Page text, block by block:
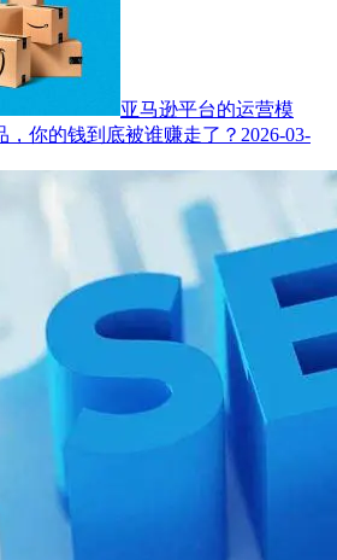
亚马逊平台的运营模
，你的钱到底被谁赚走了？ 2026-03-